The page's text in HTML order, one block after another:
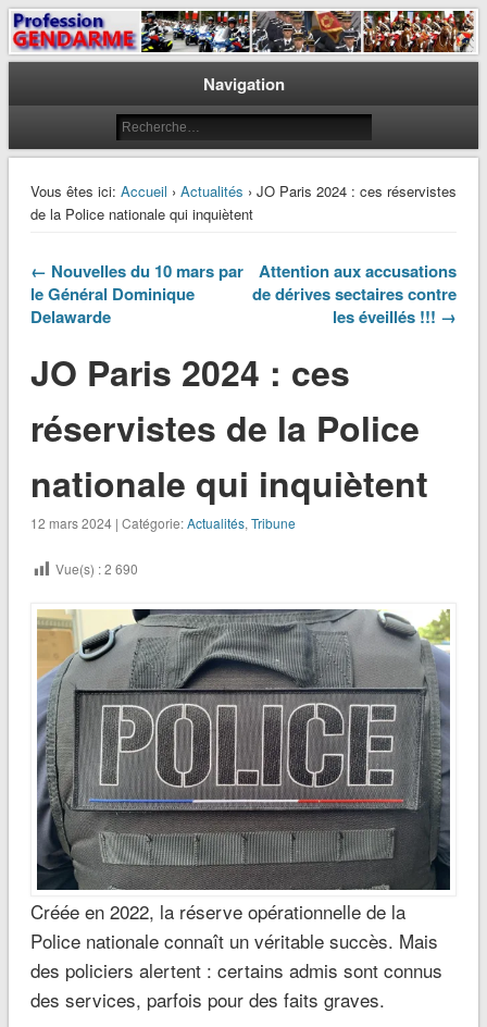
Profession Gendarme
Le journal des gendarmes
Navigation
Vous êtes ici: Accueil › Actualités › JO Paris 2024 : ces réservistes
de la Police nationale qui inquiètent
← Nouvelles du 10 mars par
le Général Dominique
Delawarde
Attention aux accusations
de dérives sectaires contre
les éveillés !!! →
JO Paris 2024 : ces
réservistes de la Police
nationale qui inquiètent
12 mars 2024 | Catégorie:Actualités, Tribune
Vue(s) :2 690
Créée en 2022, la réserve opérationnelle de la
Police nationale connaît un véritable succès. Mais
des policiers alertent : certains admis sont connus
des services, parfois pour des faits graves.